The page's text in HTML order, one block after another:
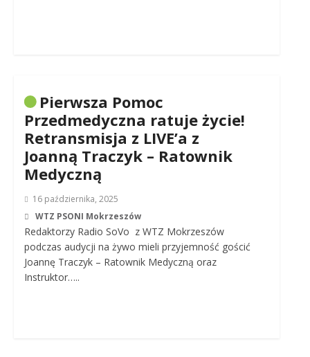
Pierwsza Pomoc
Przedmedyczna ratuje życie!
Retransmisja z LIVE’a z
Joanną Traczyk – Ratownik
Medyczną
16 października, 2025
WTZ PSONI Mokrzeszów
Redaktorzy Radio SoVo z WTZ Mokrzeszów
podczas audycji na żywo mieli przyjemność gościć
Joannę Traczyk – Ratownik Medyczną oraz
Instruktor…..